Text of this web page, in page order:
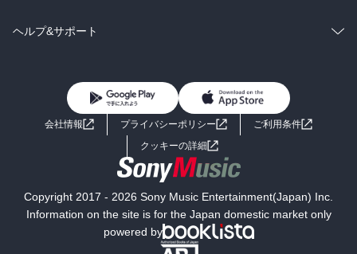
BL・TL
雑誌・グラビア
ラノベ
コミック
ライトノベル 男子向けラノベ
小説
海外小説
ミステリー SF
文学
ヘルプ&サポート
よくあるご質問 お問い合わせ
会社情報 プライバシーポリシー
ご利用条件
クッキーの詳細
Copyright 2017 - 2026 Sony Music Entertainment(Japan) Inc.
Information on the site is for the Japan domestic market only
powered by